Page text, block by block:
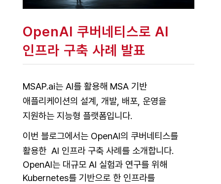
OpenAI 쿠버네티스로 AI
인프라 구축 사례 발표
MSAP.ai는 AI를 활용해 MSA 기반
애플리케이션의 설계, 개발, 배포, 운영을
지원하는 지능형 플랫폼입니다.
이번 블로그에서는 OpenAI의 쿠버네티스를
활용한 AI 인프라 구축 사례를 소개합니다.
OpenAI는 대규모 AI 실험과 연구를 위해
Kubernetes를 기반으로 한 인프라를